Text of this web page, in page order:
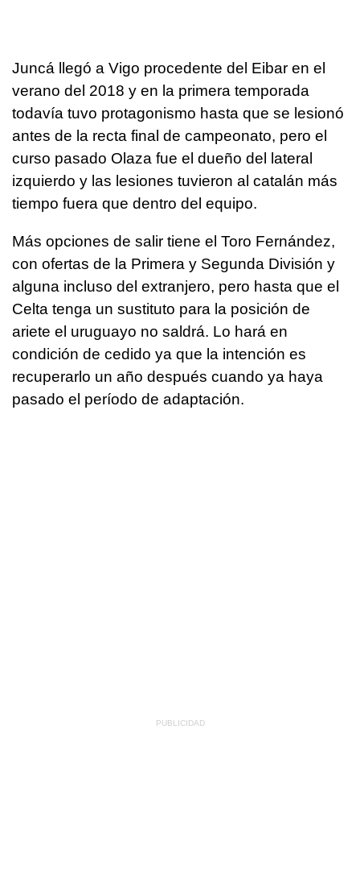
Juncá llegó a Vigo procedente del Eibar en el
verano del 2018 y en la primera temporada
todavía tuvo protagonismo hasta que se lesionó
antes de la recta final de campeonato, pero el
curso pasado Olaza fue el dueño del lateral
izquierdo y las lesiones tuvieron al catalán más
tiempo fuera que dentro del equipo.
Más opciones de salir tiene el Toro Fernández,
con ofertas de la Primera y Segunda División y
alguna incluso del extranjero, pero hasta que el
Celta tenga un sustituto para la posición de
ariete el uruguayo no saldrá. Lo hará en
condición de cedido ya que la intención es
recuperarlo un año después cuando ya haya
pasado el período de adaptación.